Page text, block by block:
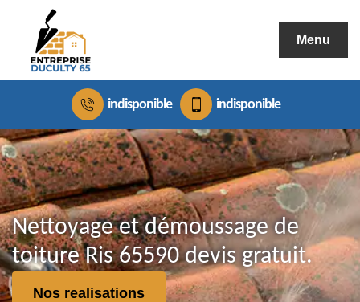
Menu
indisponible indisponible
Nettoyage et démoussage de
toiture Ris 65590 devis gratuit.
Nos realisations